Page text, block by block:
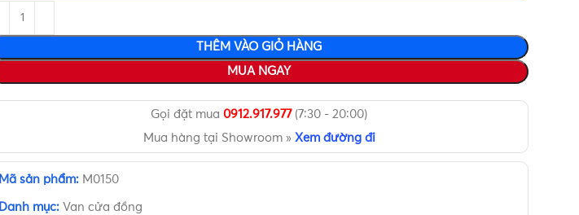
THÊM VÀO GIỎ HÀNG
MUA NGAY
Gọi đặt mua 0912.917.977(7:30 - 20:00)
Mua hàng tại Showroom » Xem đường đi
Mã sản phẩm: M0150
Danh mục: Van cửa đồng